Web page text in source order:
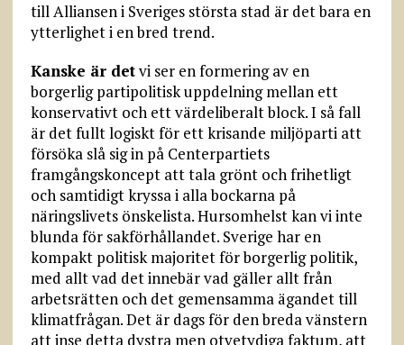
till Alliansen i Sveriges största stad är det bara en
ytterlighet i en bred trend.
Kanske är detvi ser en formering av en
borgerlig partipolitisk uppdelning mellan ett
konservativt och ett värdeliberalt block. I så fall
är det fullt logiskt för ett krisande miljöparti att
försöka slå sig in på Centerpartiets
framgångskoncept att tala grönt och frihetligt
och samtidigt kryssa i alla bockarna på
näringslivets önskelista. Hursomhelst kan vi inte
blunda för sakförhållandet. Sverige har en
kompakt politisk majoritet för borgerlig politik,
med allt vad det innebär vad gäller allt från
arbetsrätten och det gemensamma ägandet till
klimatfrågan. Det är dags för den breda vänstern
att inse detta dystra men otvetydiga faktum, att